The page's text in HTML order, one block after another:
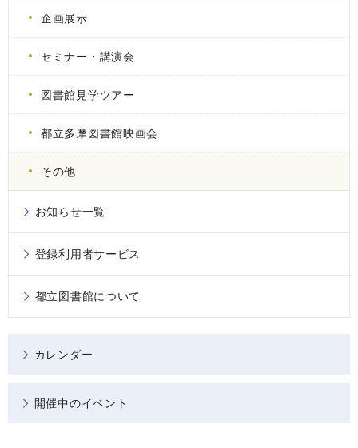
企画展示
セミナー・講演会
図書館見学ツアー
都立多摩図書館映画会
その他
お知らせ一覧
登録利用者サービス
都立図書館について
カレンダー
開催中のイベント